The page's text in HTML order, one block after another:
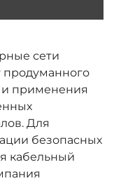
сети
продуманного
и применения
Для
безопасных
кабельный